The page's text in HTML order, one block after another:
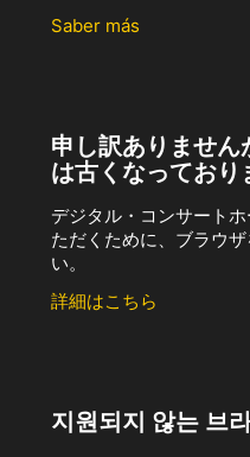
Saber más
申し訳ありませ
は古くなっており
デジタル・コンサート
ただくために、ブラウ
い。
詳細はこちら
지원되지 않는 브